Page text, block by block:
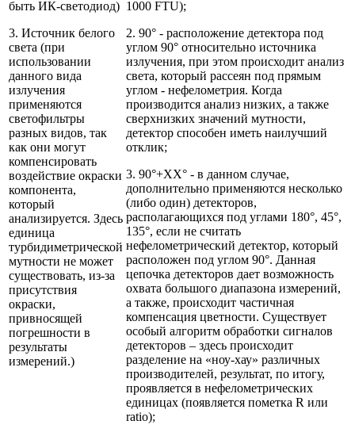
быть ИК-светодиод)
3. Источник белого
света (при
использовании
данного вида
излучения
применяются
светофильтры
разных видов, так
как они могут
компенсировать
воздействие окраски
компонента,
который
анализируется. Здесь
единица
турбидиметрической
мутности не может
существовать, из-за
присутствия
окраски,
привносящей
погрешности в
результаты
измерений.)
1000 FTU);
2. 90° - расположение детектора под
углом 90° относительно источника
излучения, при этом происходит анализ
света, который рассеян под прямым
углом - нефелометрия. Когда
производится анализ низких, а также
сверхнизких значений мутности,
детектор способен иметь наилучший
отклик;
3. 90°+ХХ° - в данном случае,
дополнительно применяются несколько
(либо один) детекторов,
располагающихся под углами 180°, 45°,
135°, если не считать
нефелометрический детектор, который
расположен под углом 90°. Данная
цепочка детекторов дает возможность
охвата большого диапазона измерений,
а также, происходит частичная
компенсация цветности. Существует
особый алгоритм обработки сигналов
детекторов – здесь происходит
разделение на «ноу-хау» различных
производителей, результат, по итогу,
проявляется в нефелометрических
единицах (появляется пометка R или
ratio);